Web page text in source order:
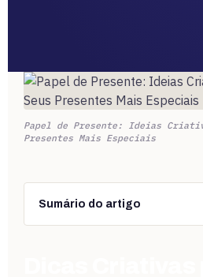
Papel de Presente: Ideias
Presentes Mais Especiais
Sumário do artigo